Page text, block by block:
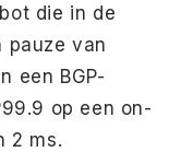
die in de
pauze van
een BGP-
op een on-
2 ms.